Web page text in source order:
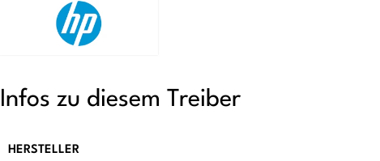
Infos zu diesem Treiber
HERSTELLER